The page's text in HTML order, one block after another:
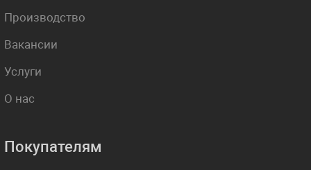
Производство
Вакансии
Услуги
О нас
Покупателям